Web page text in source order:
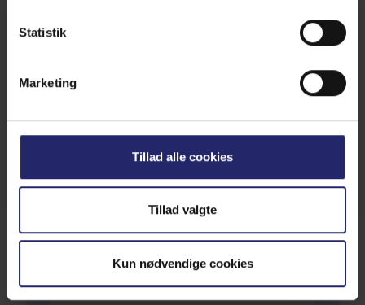
Statistik
Marketing
Tillad alle cookies
Tillad valgte
Kun nødvendige cookies
133 kr.
Spar mindst 671 kr. pr. år